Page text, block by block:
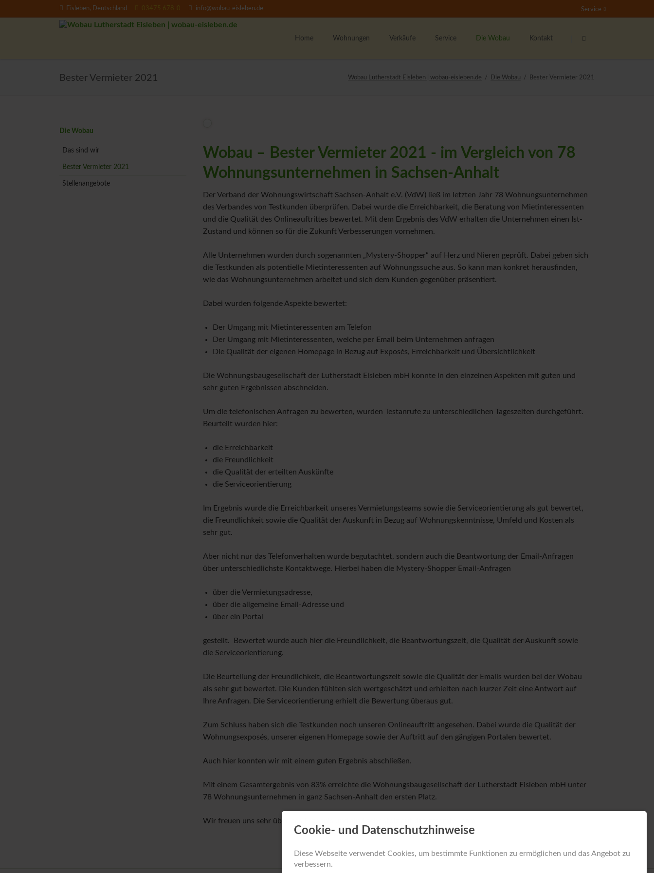
Eisleben, Deutschland 03475 678-0 info@wobau-eisleben.de
Service
überspringen
Home Wohnungen
1-Raumwohnungen
Unsere Wohngebiete
Verkäufe Service
Unser Mieterticket
Rundum-Sorglos-Paket
wichtige Formulare
Mieterzeitung "Echo"
Tipp's & Hinweise
Zahlungsschwierigkeiten
Newsarchiv
Die Wobau Kontakt
Kontaktformular
Bester Vermieter 2021 Wobau Lutherstadt Eisleben | wobau-eisleben.de Die Wobau Bester Vermieter 2021
Wobau – Bester Vermieter 2021 - im Vergleich von 78
Wohnungsunternehmen in Sachsen-Anhalt
Der Verband der Wohnungswirtschaft Sachsen-Anhalt e.V. (VdW) ließ im letzten Jahr 78 Wohnungsunternehmen
des Verbandes von Testkunden überprüfen. Dabei wurde die Erreichbarkeit, die Beratung von Mietinteressenten
und die Qualität des Onlineauftrittes bewertet. Mit dem Ergebnis des VdW erhalten die Unternehmen einen Ist-
Zustand und können so für die Zukunft Verbesserungen vornehmen.
Alle Unternehmen wurden durch sogenannten „Mystery-Shopper“ auf Herz und Nieren geprüft. Dabei geben sich
die Testkunden als potentielle Mietinteressenten auf Wohnungssuche aus. So kann man konkret herausfinden,
wie das Wohnungsunternehmen arbeitet und sich dem Kunden gegenüber präsentiert.
Dabei wurden folgende Aspekte bewertet:
Der Umgang mit Mietinteressenten am Telefon
Der Umgang mit Mietinteressenten, welche per Email beim Unternehmen anfragen
Die Qualität der eigenen Homepage in Bezug auf Exposés, Erreichbarkeit und Übersichtlichkeit
Die Wohnungsbaugesellschaft der Lutherstadt Eisleben mbH konnte in den einzelnen Aspekten mit guten und
sehr guten Ergebnissen abschneiden.
Um die telefonischen Anfragen zu bewerten, wurden Testanrufe zu unterschiedlichen Tageszeiten durchgeführt.
Beurteilt wurden hier:
die Erreichbarkeit
die Freundlichkeit
die Qualität der erteilten Auskünfte
die Serviceorientierung
Im Ergebnis wurde die Erreichbarkeit unseres Vermietungsteams sowie die Serviceorientierung als gut bewertet,
die Freundlichkeit sowie die Qualität der Auskunft in Bezug auf Wohnungskenntnisse, Umfeld und Kosten als
sehr gut.
Aber nicht nur das Telefonverhalten wurde begutachtet, sondern auch die Beantwortung der Email-Anfragen
über unterschiedlichste Kontaktwege. Hierbei haben die Mystery-Shopper Email-Anfragen
über die Vermietungsadresse,
über die allgemeine Email-Adresse und
über ein Portal
gestellt. Bewertet wurde auch hier die Freundlichkeit, die Beantwortungszeit, die Qualität der Auskunft sowie
die Serviceorientierung.
Die Beurteilung der Freundlichkeit, die Beantwortungszeit sowie die Qualität der Emails wurden bei der Wobau
als sehr gut bewertet. Die Kunden fühlten sich wertgeschätzt und erhielten nach kurzer Zeit eine Antwort auf
Ihre Anfragen. Die Serviceorientierung erhielt die Bewertung überaus gut.
Zum Schluss haben sich die Testkunden noch unseren Onlineauftritt angesehen. Dabei wurde die Qualität der
Wohnungsexposés, unserer eigenen Homepage sowie der Auftritt auf den gängigen Portalen bewertet.
Auch hier konnten wir mit einem guten Ergebnis abschließen.
Mit einem Gesamtergebnis von 83% erreichte die Wohnungsbaugesellschaft der Lutherstadt Eisleben mbH unter
78 Wohnungsunternehmen in ganz Sachsen-Anhalt den ersten Platz.
Wir freuen uns sehr über das Ergebnis und sind sehr stolz auf das gesamte Team.
Navigation
Die Wobau
Das sind wir
Bester Vermieter 2021
Stellenangebote
Cookie- und Datenschutzhinweise
Diese Webseite verwendet Cookies, um bestimmte Funktionen zu ermöglichen und das Angebot zu
verbessern.